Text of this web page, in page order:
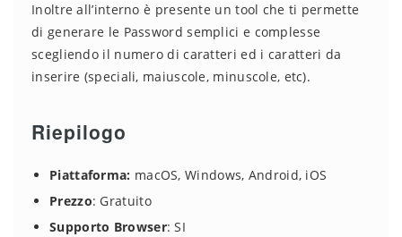
Inoltre all’interno è presente un tool che ti permette
di generare le Password semplici e complesse
scegliendo il numero di caratteri ed i caratteri da
inserire (speciali, maiuscole, minuscole, etc).
Riepilogo
Piattaforma: macOS, Windows, Android, iOS
Prezzo: Gratuito
Supporto Browser: SI